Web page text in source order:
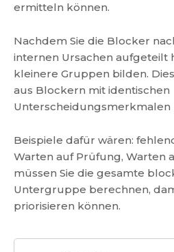
ermitteln können.
Nachdem Sie die Blocker
internen Ursachen aufgeteilt
kleinere Gruppen bilden.
aus Blockern mit identischen
Unterscheidungsmerkmalen
Beispiele dafür wären:
Warten auf Prüfung, Warten
müssen Sie die gesamte
Untergruppe berechnen,
priorisieren können.